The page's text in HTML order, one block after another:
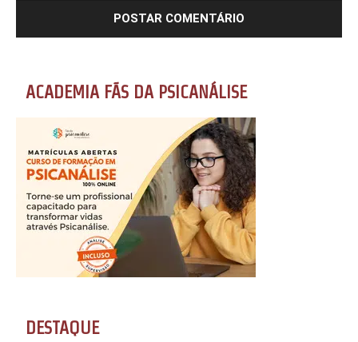
ACADEMIA FÃS DA PSICANÁLISE
DESTAQUE